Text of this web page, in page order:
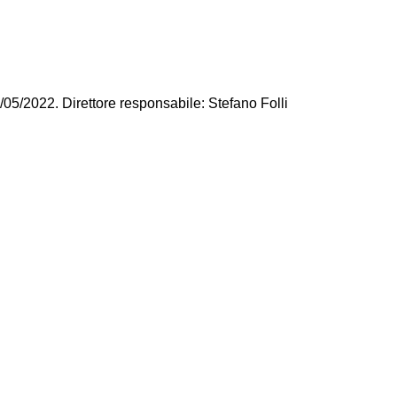
2022. Direttore responsabile: Stefano Folli